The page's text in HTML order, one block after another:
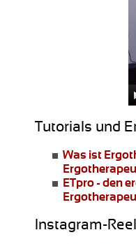
Tutorials und
Was ist
ETpro - den
Instagram-